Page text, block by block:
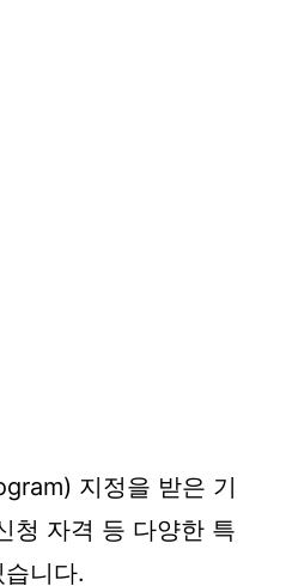
지정을 받은 기
청 자격 등 다양한 특
니다.